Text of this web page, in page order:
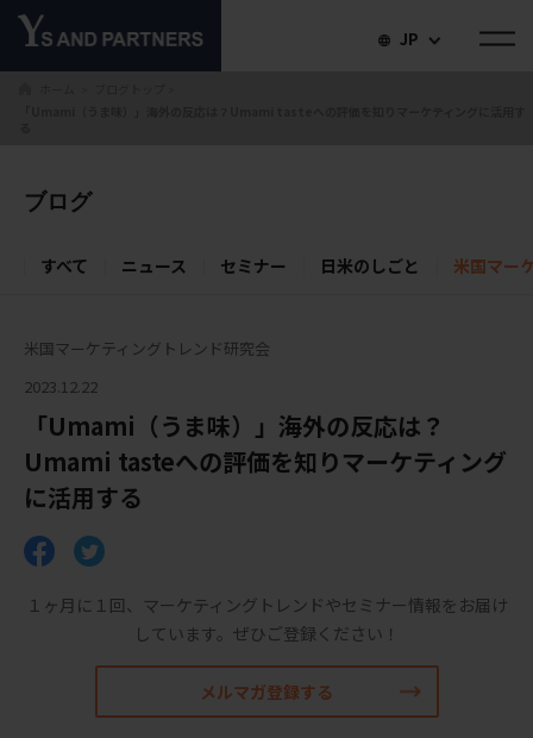
JP
ブログ
すべて ニュース セミナー 日米のしごと 米国マー
米国マーケティングトレンド研究会
2023.12.22
「Umami（うま味）」海外の反応は？
Umami tasteへの評価を知りマーケティング
に活用する
１ヶ月に１回、マーケティングトレンドやセミナー情報をお届け
しています。 ぜひご登録ください！
メルマガ登録する